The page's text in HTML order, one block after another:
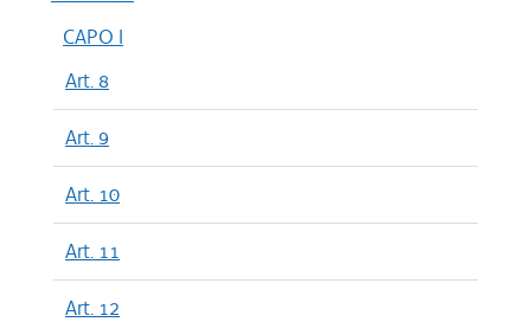
CAPO I
Art. 8
Art. 9
Art. 10
Art. 11
Art. 12